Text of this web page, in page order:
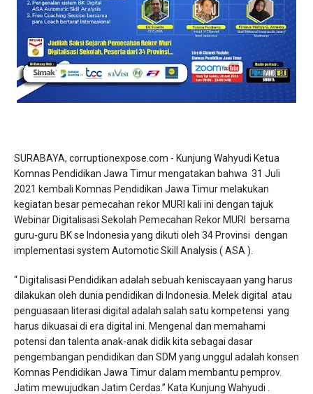
SURABAYA, corruptionexpose.com - Kunjung Wahyudi Ketua
Komnas Pendidikan Jawa Timur mengatakan bahwa 31 Juli
2021 kembali Komnas Pendidikan Jawa Timur melakukan
kegiatan besar pemecahan rekor MURI kali ini dengan tajuk
Webinar Digitalisasi Sekolah Pemecahan Rekor MURI bersama
guru-guru BK se Indonesia yang dikuti oleh 34 Provinsi dengan
implementasi system Automotic Skill Analysis ( ASA ).
“ Digitalisasi Pendidikan adalah sebuah keniscayaan yang harus
dilakukan oleh dunia pendidikan di Indonesia. Melek digital atau
penguasaan literasi digital adalah salah satu kompetensi yang
harus dikuasai di era digital ini. Mengenal dan memahami
potensi dan talenta anak-anak didik kita sebagai dasar
pengembangan pendidikan dan SDM yang unggul adalah konsen
Komnas Pendidikan Jawa Timur dalam membantu pemprov.
Jatim mewujudkan Jatim Cerdas.” Kata Kunjung Wahyudi .